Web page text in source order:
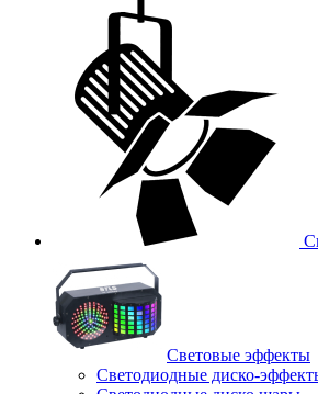
Световые эффекты
Светодиодные диско-